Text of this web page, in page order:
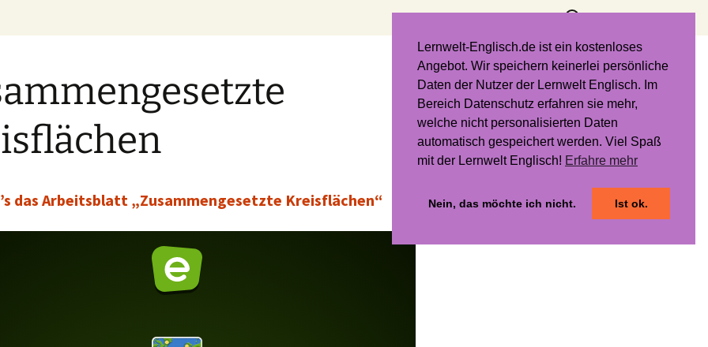
Suchen
das Arbeitsblatt „Zusammengesetzte Kreisflächen“
Lernwelt-Englisch.de ist ein kostenloses
Angebot. Wir speichern keinerlei persönliche
Daten der Nutzer der Lernwelt Englisch. Im
Bereich Datenschutz erfahren sie mehr,
welche nicht personalisierten Daten
automatisch gespeichert werden. Viel Spaß
mit der Lernwelt Englisch! Erfahre mehr
Nein, das möchte ich nicht. Ist ok.